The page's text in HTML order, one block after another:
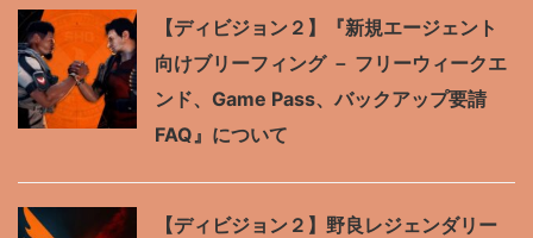
【ディビジョン２】『新規エージェント
向けブリーフィング － フリーウィークエ
ンド、Game Pass、バックアップ要請
FAQ』について
【ディビジョン２】野良レジェンダリー